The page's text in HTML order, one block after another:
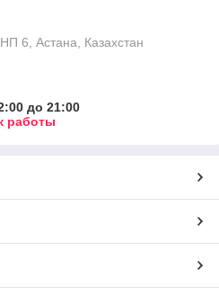
6, Астана, Казахстан
до 21:00
работы